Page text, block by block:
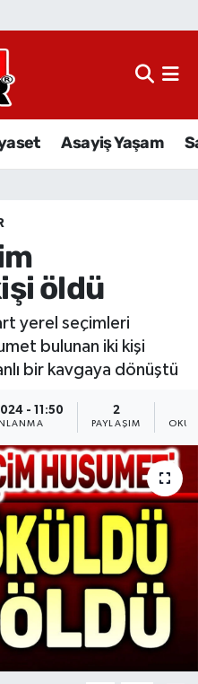
Asayiş Yaşam
öldü
yerel seçimleri
bulunan iki kişi
bir kavgaya dönüştü
- 11:50 2
PAYLAŞIM